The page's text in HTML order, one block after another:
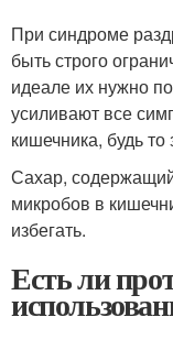
При синдроме
быть строго
идеале их нужно
усиливают все
кишечника, будь
Сахар,
микробов в
избегать.
Есть ли